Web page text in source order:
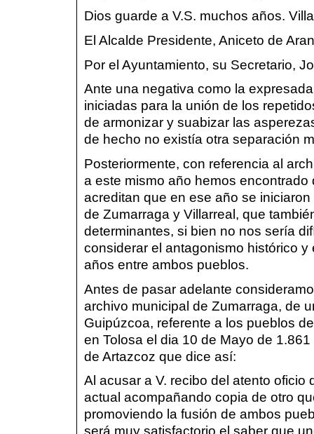
Dios guarde a V.S. muchos años.
El Alcalde Presidente, Aniceto de
Por el Ayuntamiento, su Secretario,
Ante una negativa como la
iniciadas para la unión de los
de armonizar y suabizar las
de hecho no existía otra separación
Posteriormente, con referencia al
a este mismo año hemos
acreditan que en ese año se
de Zumarraga y Villarreal, que
determinantes, si bien no nos sería
considerar el antagonismo histórico
años entre ambos pueblos.
Antes de pasar adelante
archivo municipal de Zumarraga, de
Guipúzcoa, referente a los pueblos
en Tolosa el dia 10 de Mayo de
de Artazcoz que dice así:
Al acusar a V. recibo del atento
actual acompañando copia de otro
promoviendo la fusión de ambos
será muy satisfactorio el saber que